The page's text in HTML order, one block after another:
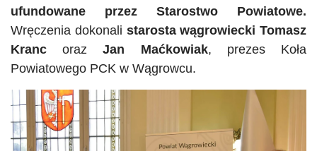
ufundowane przez Starostwo Powiatowe.
Wręczenia dokonali starosta wągrowiecki Tomasz
Kranc orazJan Maćkowiak, prezes Koła
Powiatowego PCK w Wągrowcu.